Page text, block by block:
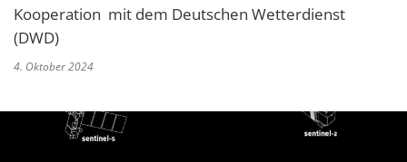
Kooperation mit dem Deutschen Wetterdienst
(DWD)
4. Oktober 2024